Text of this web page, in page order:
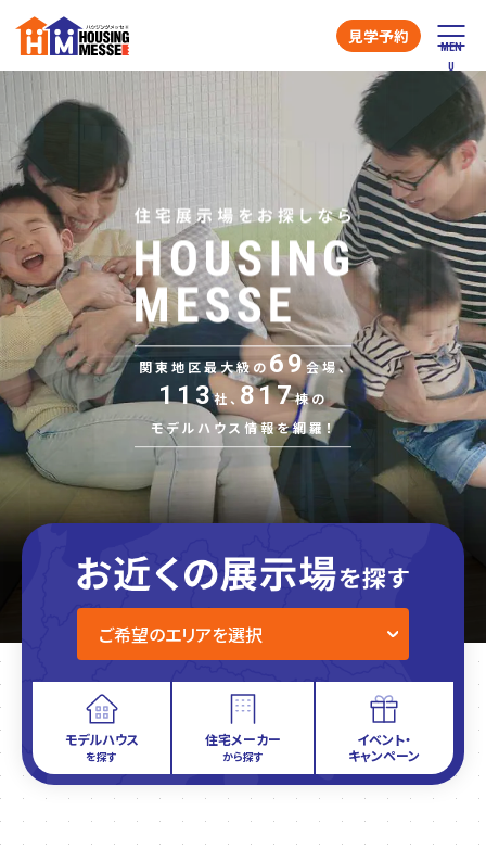
見学予約
関東地区最大級の 69会場、
113社、 817棟の
モデルハウス情報を網羅！
モデルハウス
を探す
住宅メーカー
から探す
イベント・
キャンペーン